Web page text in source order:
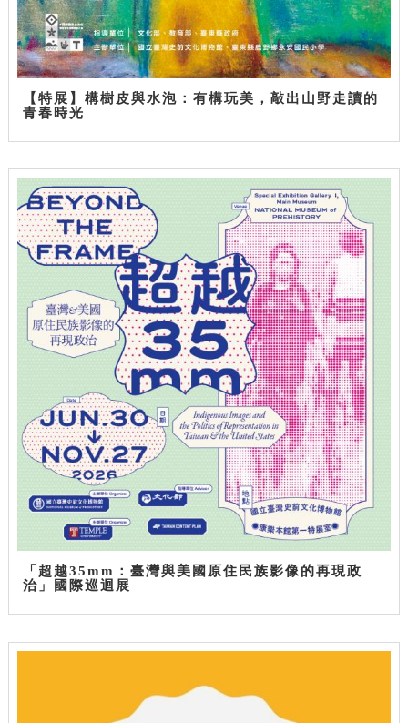
【特展】構樹皮與水泡：有構玩美，敲出山野走讀的
青春時光
「超越35mm：臺灣與美國原住民族影像的再現政
治」國際巡迴展